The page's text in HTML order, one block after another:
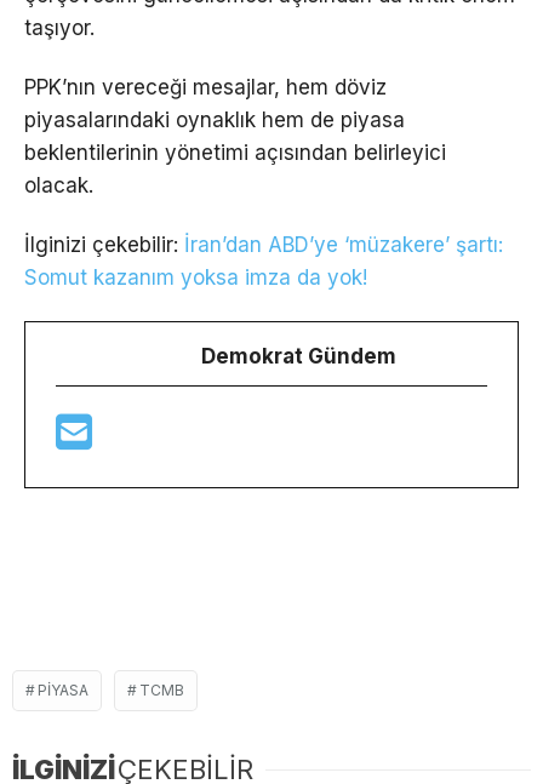
taşıyor.
PPK’nın vereceği mesajlar, hem döviz
piyasalarındaki oynaklık hem de piyasa
beklentilerinin yönetimi açısından belirleyici
olacak.
İlginizi çekebilir: İran’dan ABD’ye ‘müzakere’ şartı:
Somut kazanım yoksa imza da yok!
Demokrat Gündem
PIYASA TCMB
İLGİNİZİÇEKEBİLİR